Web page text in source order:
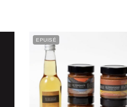
EPUISÉ